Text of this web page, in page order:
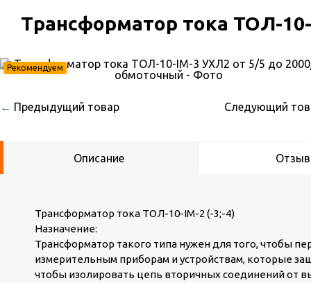
Трансформатор тока ТОЛ-
Рекомендуем
← Предыдущий товар Следующий
Описание
Трансформатор тока ТОЛ-10-IМ-2 (-3;-4)
Назначение:
Трансформатор такого типа нужен для того, чтобы
измерительным приборам и устройствам, которые
чтобы изолировать цепь вторичных соединений от